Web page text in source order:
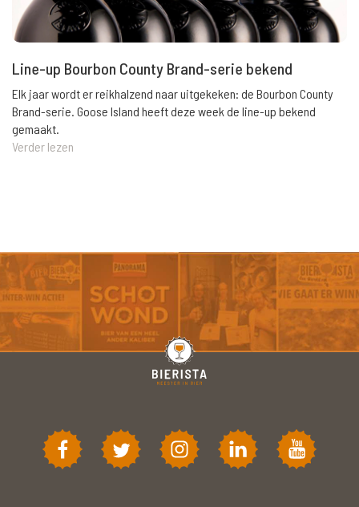
Line-up Bourbon County Brand-serie bekend
Elk jaar wordt er reikhalzend naar uitgekeken: de Bourbon County
Brand-serie. Goose Island heeft deze week de line-up bekend
gemaakt.
Verder lezen